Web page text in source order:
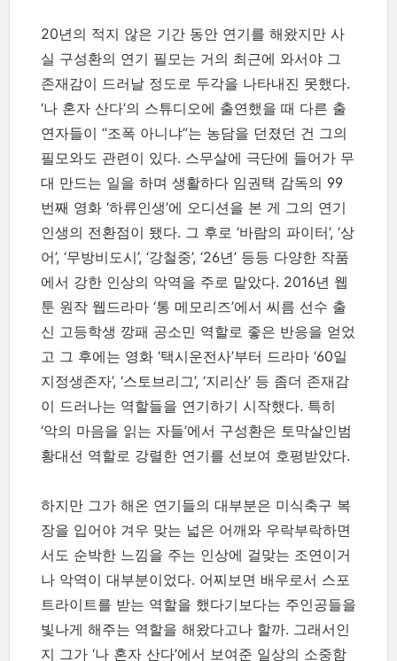
20년의 적지 않은 기간 동안 연기를 해왔지만 사
실 구성환의 연기 필모는 거의 최근에 와서야 그
존재감이 드러날 정도로 두각을 나타내진 못했다.
‘나 혼자 산다’의 스튜디오에 출연했을 때 다른 출
연자들이 “조폭 아니냐”는 농담을 던졌던 건 그의
필모와도 관련이 있다. 스무살에 극단에 들어가 무
대 만드는 일을 하며 생활하다 임권택 감독의 99
번째 영화 ‘하류인생’에 오디션을 본 게 그의 연기
인생의 전환점이 됐다. 그 후로 ‘바람의 파이터’, ‘상
어’, ‘무방비도시’, ‘강철중’, ‘26년’ 등등 다양한 작품
에서 강한 인상의 악역을 주로 맡았다. 2016년 웹
툰 원작 웹드라마 ‘통 메모리즈’에서 씨름 선수 출
신 고등학생 깡패 공소민 역할로 좋은 반응을 얻었
고 그 후에는 영화 ‘택시운전사’부터 드라마 ‘60일
지정생존자’, ‘스토브리그’, ‘지리산’ 등 좀더 존재감
이 드러나는 역할들을 연기하기 시작했다. 특히
‘악의 마음을 읽는 자들’에서 구성환은 토막살인범
황대선 역할로 강렬한 연기를 선보여 호평받았다.
하지만 그가 해온 연기들의 대부분은 미식축구 복
장을 입어야 겨우 맞는 넓은 어깨와 우락부락하면
서도 순박한 느낌을 주는 인상에 걸맞는 조연이거
나 악역이 대부분이었다. 어찌보면 배우로서 스포
트라이트를 받는 역할을 했다기보다는 주인공들을
빛나게 해주는 역할을 해왔다고나 할까. 그래서인
지 그가 ‘나 혼자 산다’에서 보여준 일상의 소중함